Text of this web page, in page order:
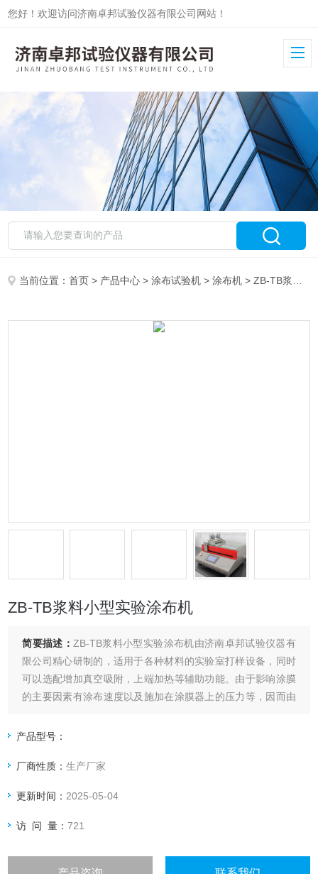
您好！欢迎访问济南卓邦试验仪器有限公司网站！
当前位置：首页 > 产品中心 >涂布试验机 >涂布机 > ZB-TB浆料小型实验涂布机
ZB-TB浆料小型实验涂布机
简要描述： ZB-TB浆料小型实验涂布机由济南卓邦试验仪器有
限公司精心研制的，适用于各种材料的实验室打样设备，同时
可以选配增加真空吸附，上端加热等辅助功能。由于影响涂膜
的主要因素有涂布速度以及施加在涂膜器上的压力等，因而由
异就更大了，这就给比较样板之间的测试结果带来了困难。本
产品型号：
厂商性质：生产厂家
更新时间： 2025-05-04
访 问 量：721